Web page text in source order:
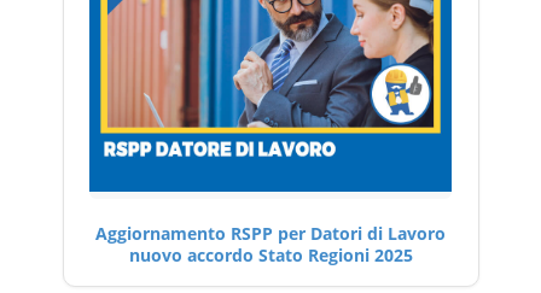
Aggiornamento RSPP per Datori di Lavoro
nuovo accordo Stato Regioni 2025